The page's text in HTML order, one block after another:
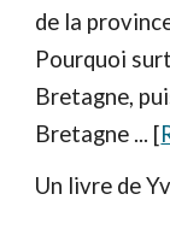
de la
Pourquoi
Bretagne,
Bretagne ... [
Un livre de